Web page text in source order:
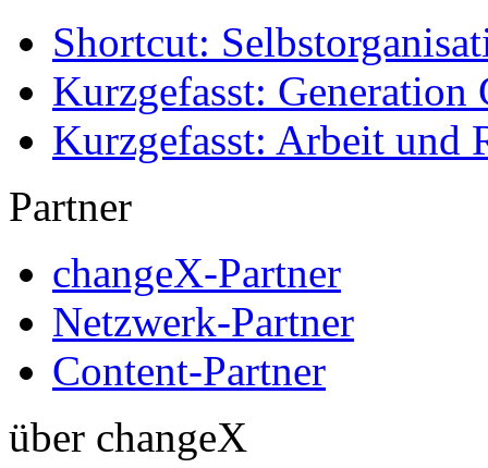
Shortcut:
Kurzgefasst: Generation
Kurzgefasst: Arbeit und
Partner
changeX-Partner
Netzwerk-Partner
Content-Partner
über changeX